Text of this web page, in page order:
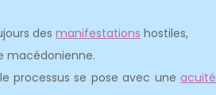
des manifestations hostiles,
macédonienne.
processus se pose avec une acuité